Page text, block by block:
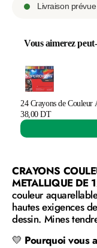
Livraison prévue
Vous aimerez
24 Crayons de Couleur
38,00 DT
CRAYONS
METALLIQUE DE
couleur
hautes exigences
dessin. Mines
💛 Pourquoi vous